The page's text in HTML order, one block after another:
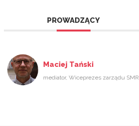
PROWADZĄCY
Maciej Tański
mediator, Wiceprezes zarządu SMR